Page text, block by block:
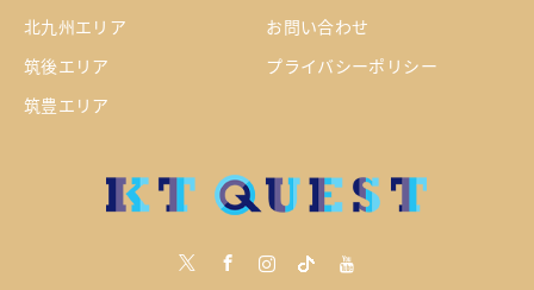
北九州エリア
筑後エリア
筑豊エリア
お問い合わせ
プライバシーポリシー
Instagramtiktock youtube